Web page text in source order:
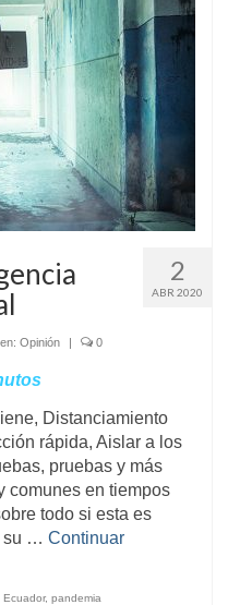
2
ABR 2020
Opinión | 0
Distanciamiento
rápida, Aislar a los
pruebas y más
comunes en tiempos
todo si esta es
su … Continuar
Ecuador, pandemia